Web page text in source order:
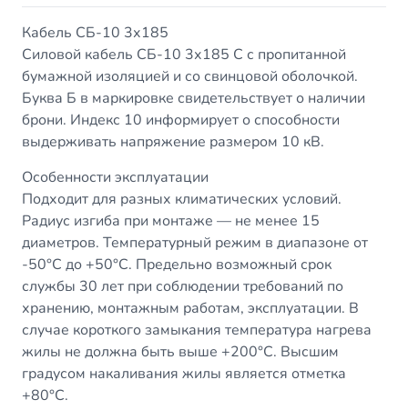
Кабель СБ-10 3х185
Силовой кабель СБ-10 3х185 С с пропитанной
бумажной изоляцией и со свинцовой оболочкой.
Буква Б в маркировке свидетельствует о наличии
брони. Индекс 10 информирует о способности
выдерживать напряжение размером 10 кВ.
Особенности эксплуатации
Подходит для разных климатических условий.
Радиус изгиба при монтаже — не менее 15
диаметров. Температурный режим в диапазоне от
-50°С до +50°С. Предельно возможный срок
службы 30 лет при соблюдении требований по
хранению, монтажным работам, эксплуатации. В
случае короткого замыкания температура нагрева
жилы не должна быть выше +200°С. Высшим
градусом накаливания жилы является отметка
+80°С.